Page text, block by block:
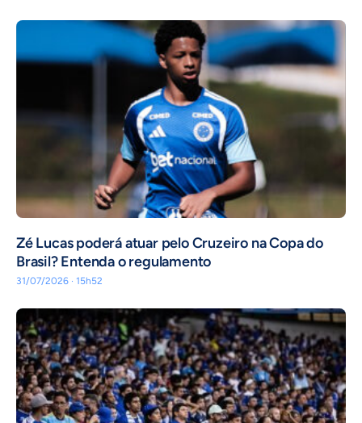
Zé Lucas poderá atuar pelo Cruzeiro na Copa do
Brasil? Entenda o regulamento
31/07/2026 · 15h52